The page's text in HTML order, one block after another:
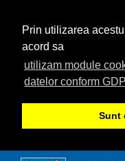
Prin utilizarea
acord sa
utilizam module
datelor conform
Sunt